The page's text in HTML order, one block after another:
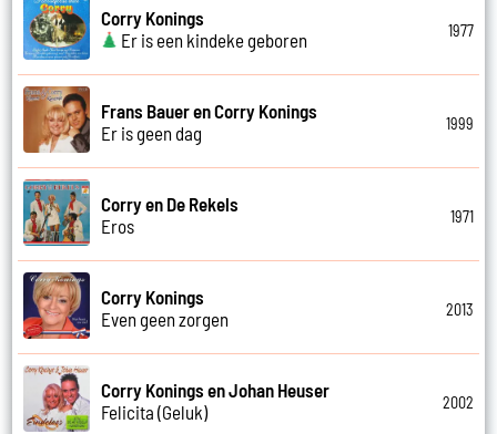
Corry Konings
Er is een kindeke geboren
1977
Frans Bauer en Corry Konings
Er is geen dag
1999
Corry en De Rekels
Eros
1971
Corry Konings
Even geen zorgen
2013
Corry Konings en Johan Heuser
Felicita (Geluk)
2002